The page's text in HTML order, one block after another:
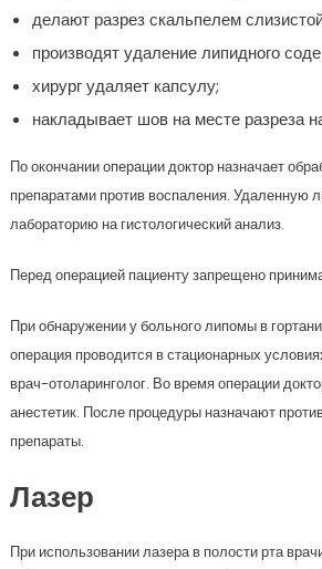
делают разрез скальпелем
производят удаление липидного
хирург удаляет капсулу;
накладывает шов на месте разреза
По окончании операции доктор назначает
препаратами против воспаления. Удаленную
лабораторию на гистологический анализ.
Перед операцией пациенту запрещено
При обнаружении у больного липомы в
операция проводится в стационарных
врач-отоларинголог. Во время операции
анестетик. После процедуры назначают
препараты.
Лазер
При использовании лазера в полости рта